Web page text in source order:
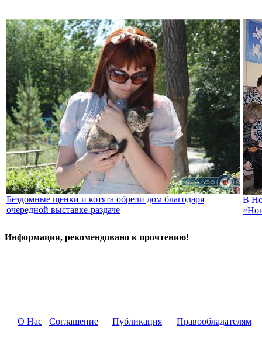
Бездомные щенки и котята обрели дом благодаря
очередной выставке-раздаче
В
Информация, рекомендовано к прочтению!
О Нас Соглашение Публикация Правообладателям